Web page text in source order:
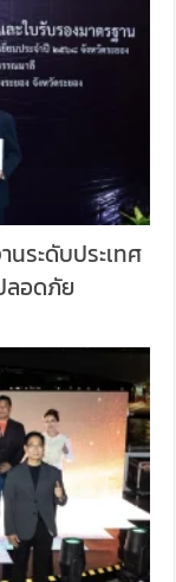
นระดับประเทศ
ลอดภัย